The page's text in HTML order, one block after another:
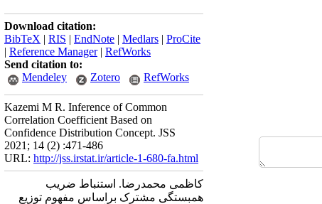
Download citation:
BibTeX | RIS | EndNote | Medlars | ProCite
| Reference Manager| RefWorks
Send citation to:
Mendeley
Zotero RefWorks
Kazemi M R. Inference of Common
Correlation Coefficient Based on
Confidence Distribution Concept. JSS
2021; 14 (2) :471-486
URL: http://jss.irstat.ir/article-1-680-fa.html
کاظمی محمدرضا. استنباط ضریب
همبستگی مشترک براساس مفهوم توزیع